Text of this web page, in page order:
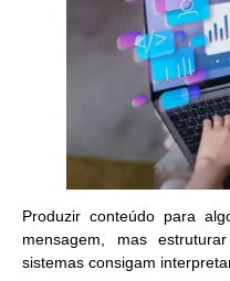
Produzir conteúdo para
mensagem, mas
sistemas consigam